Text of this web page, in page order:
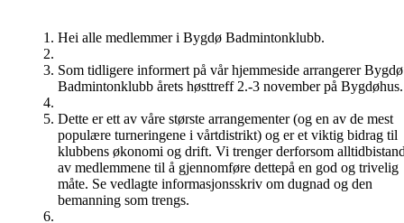
Hei alle medlemmer i Bygdø Badmintonklubb.
Som tidligere informert på vår hjemmeside arrangerer Bygdø
Badmintonklubb årets høsttreff 2.-3 november på Bygdøhus.
Dette er ett av våre største arrangementer (og en av de mest
populære turneringene i vårtdistrikt) og er et viktig bidrag til
klubbens økonomi og drift. Vi trenger derforsom
av medlemmene til å gjennomføre dettepå en god og trivelig
måte. Se vedlagte informasjonsskriv om dugnad og den
bemanning som trengs.